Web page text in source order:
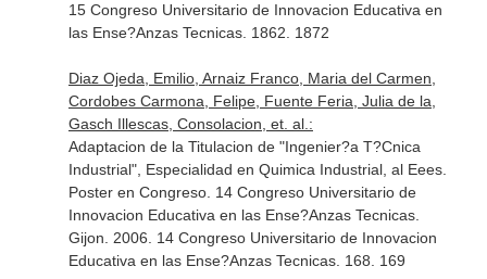
15 Congreso Universitario de Innovacion Educativa en
las Ense?Anzas Tecnicas. 1862. 1872
Diaz Ojeda, Emilio, Arnaiz Franco, Maria del Carmen,
Cordobes Carmona, Felipe, Fuente Feria, Julia de la,
Gasch Illescas, Consolacion, et. al.:
Adaptacion de la Titulacion de "Ingenier?a T?Cnica
Industrial", Especialidad en Quimica Industrial, al Eees.
Poster en Congreso. 14 Congreso Universitario de
Innovacion Educativa en las Ense?Anzas Tecnicas.
Gijon. 2006. 14 Congreso Universitario de Innovacion
Educativa en las Ense?Anzas Tecnicas. 168. 169